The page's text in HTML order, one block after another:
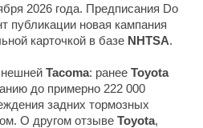
2026 года. Предписания Do
публикации новая кампания
карточкой в базе NHTSA.
Tacoma: ранее Toyota
до примерно 222 000
задних тормозных
О другом отзыве Toyota,